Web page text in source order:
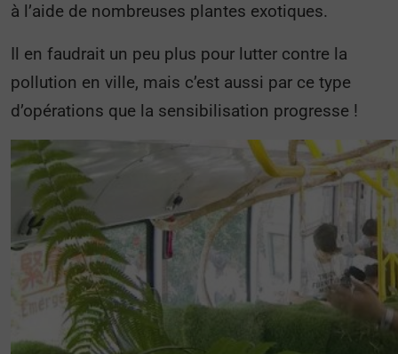
à l’aide de nombreuses plantes exotiques.
Il en faudrait un peu plus pour lutter contre la
pollution en ville, mais c’est aussi par ce type
d’opérations que la sensibilisation progresse !